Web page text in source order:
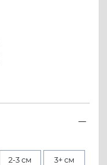
2-3 см 3+ см